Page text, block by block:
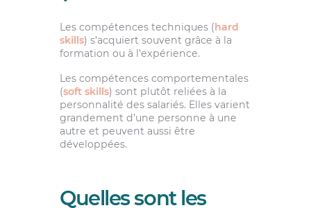
Les compétences techniques ( hard
skills) s’acquiert souvent grâce à la
formation ou à l’expérience.
Les compétences comportementales
(soft skills) sont plutôt reliées à la
personnalité des salariés. Elles varient
grandement d’une personne à une
autre et peuvent aussi être
développées.
Quelles sont les